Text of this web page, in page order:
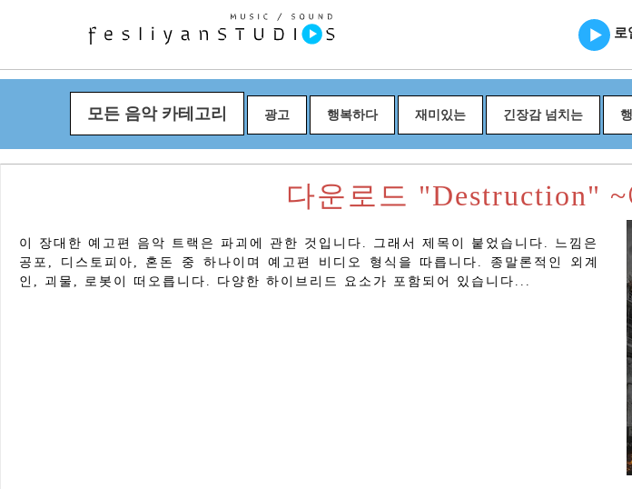
로
모든 음악 카테고리 광고 행복하다 재미있는 긴장감 넘치는
다운로드 "Destruction"
이 장대한 예고편 음악 트랙은 파괴에 관한 것입니다. 그래서 제목이 붙었습니다. 느낌은
공포, 디스토피아, 혼돈 중 하나이며 예고편 비디오 형식을 따릅니다. 종말론적인 외계
인, 괴물, 로봇이 떠오릅니다. 다양한 하이브리드 요소가 포함되어 있습니다...